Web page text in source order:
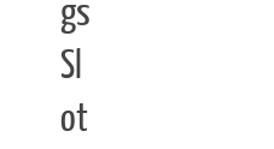
gs
Sl
ot